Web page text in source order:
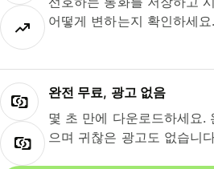
어떻게 변하는지 확인하세요.
완전 무료, 광고 없음
몇 초 만에 다운로드하세요.
으며 귀찮은 광고도 없습니